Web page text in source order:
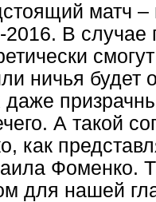
матч
В случае
ничья будет
даже
А такой
как
Фоменко.
для нашей